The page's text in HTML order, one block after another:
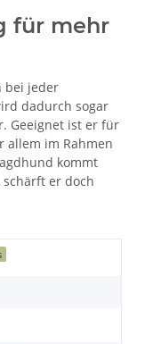
für mehr
bei jeder
dadurch sogar
Geeignet ist er für
allem im Rahmen
kommt
er doch